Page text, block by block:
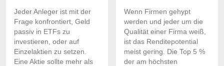
Jeder Anleger ist mit der
Frage konfrontiert, Geld
passiv in ETFs zu
investieren, oder auf
Einzelaktien zu setzen.
Eine Aktie sollte mehr als
Wenn Firmen gehypt
werden und jeder um die
Qualität einer Firma weiß,
ist das Renditepotential
meist gering. Die Top 5 %
der am höchsten